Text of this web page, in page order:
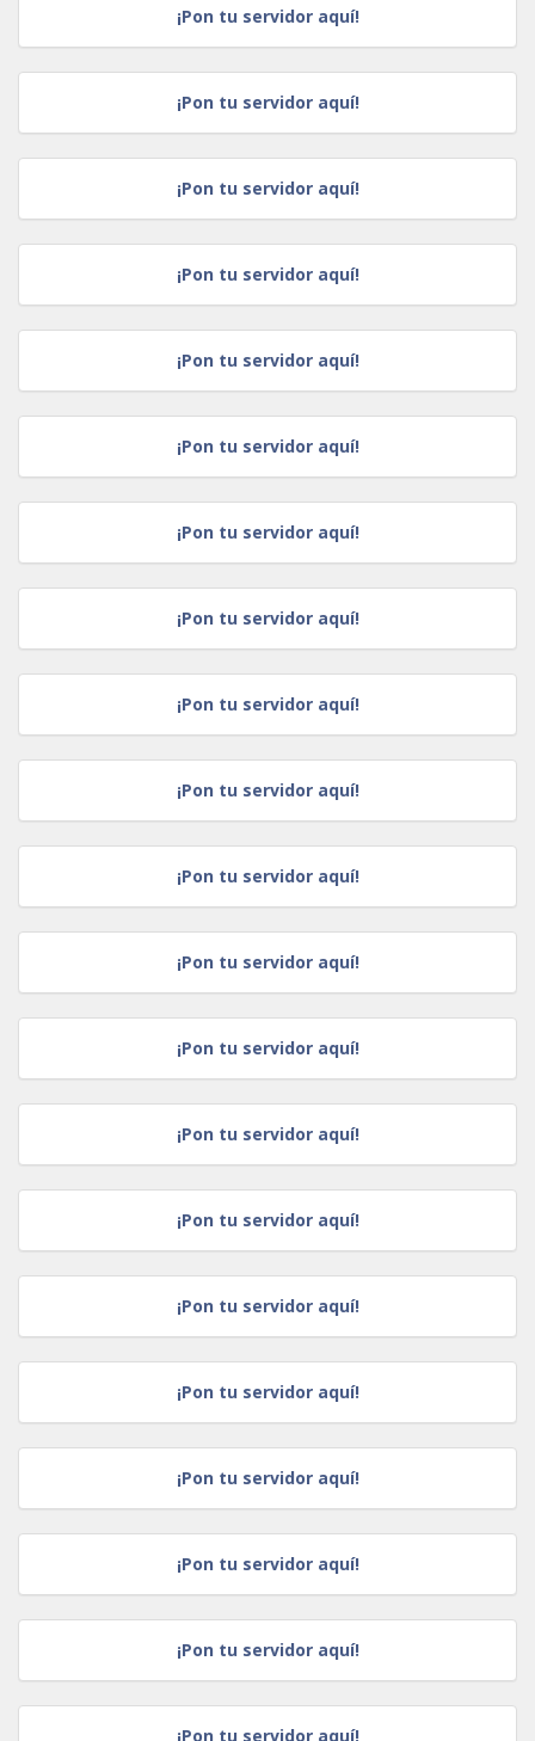
¡Pon tu servidor aquí!
¡Pon tu servidor aquí!
¡Pon tu servidor aquí!
¡Pon tu servidor aquí!
¡Pon tu servidor aquí!
¡Pon tu servidor aquí!
¡Pon tu servidor aquí!
¡Pon tu servidor aquí!
¡Pon tu servidor aquí!
¡Pon tu servidor aquí!
¡Pon tu servidor aquí!
¡Pon tu servidor aquí!
¡Pon tu servidor aquí!
¡Pon tu servidor aquí!
¡Pon tu servidor aquí!
¡Pon tu servidor aquí!
¡Pon tu servidor aquí!
¡Pon tu servidor aquí!
¡Pon tu servidor aquí!
¡Pon tu servidor aquí!
¡Pon tu servidor aquí!